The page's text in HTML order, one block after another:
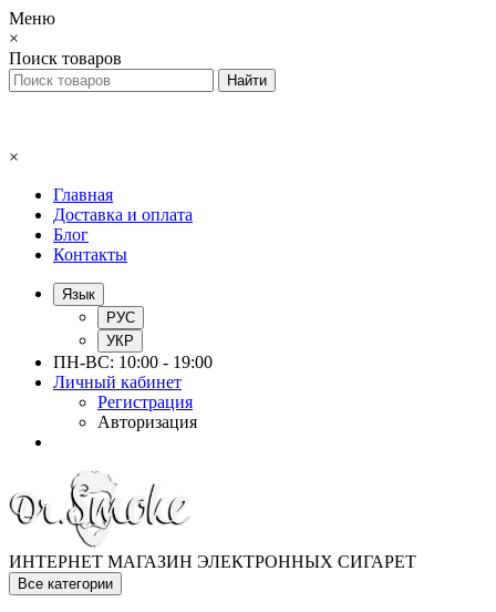
Меню
×
Поиск товаров
×
Главная
Доставка и оплата
Блог
Контакты
Язык
РУС
УКР
ПН-ВС: 10:00 - 19:00
Личный кабинет
Регистрация
Авторизация
ИНТЕРНЕТ МАГАЗИН ЭЛЕКТРОННЫХ СИГАРЕТ
Все категории